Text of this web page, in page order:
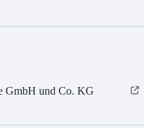
GmbH und Co. KG